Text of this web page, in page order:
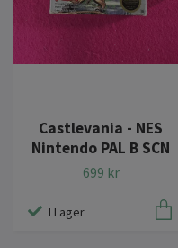
Castlevania - NES
Nintendo PAL B SCN
699 kr
I Lager